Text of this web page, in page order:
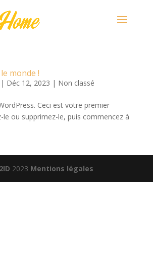
monde !
| Déc 12, 2023 | Non classé
Ceci est votre premier
le ou supprimez-le, puis commencez à
2023 Mentions légales